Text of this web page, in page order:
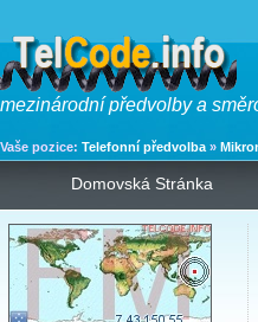
mezinárodní předvolby a
Vaše pozice: Telefonní předvolba »
Domovská Stránka